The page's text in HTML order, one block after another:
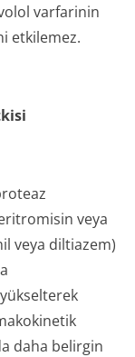
varfarinin
etkilemez.
veya
veya diltiazem)
daha belirgin